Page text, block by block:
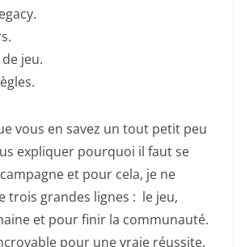
jeu.
vous en savez un tout petit peu
expliquer pourquoi il faut se
et pour cela, je ne
trois grandes lignes : le jeu,
et pour finir la communauté.
pour une vraie réussite.